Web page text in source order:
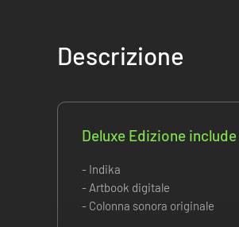
Descrizione
Deluxe Edizione include
- Indika
- Artbook digitale
- Colonna sonora originale